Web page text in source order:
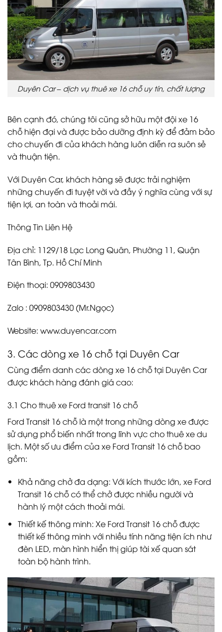
Duyên Car – dịch vụ thuê xe 16 chỗ uy tín, chất lượng
Bên cạnh đó, chúng tôi cũng sở hữu một đội xe 16
chỗ hiện đại và được bảo dưỡng định kỳ để đảm bảo
cho chuyến đi của khách hàng luôn diễn ra suôn sẻ
và thuận tiện.
Với Duyên Car, khách hàng sẽ được trải nghiệm
những chuyến đi tuyệt vời và đầy ý nghĩa cùng với sự
tiện lợi, an toàn và thoải mái.
Thông Tin Liên Hệ
Địa chỉ: 1129/18 Lạc Long Quân, Phường 11, Quận
Tân Bình, Tp. Hồ Chí Minh
Điện thoại: 0909803430
Zalo : 0909803430 (Mr.Ngọc)
Website: www.duyencar.com
3. Các dòng xe 16 chỗ tại Duyên Car
Cùng điểm danh các dòng xe 16 chỗ tại Duyên Car
được khách hàng đánh giá cao:
3.1 Cho thuê xe Ford transit 16 chỗ
Ford Transit 16 chỗ là một trong những dòng xe được
sử dụng phổ biến nhất trong lĩnh vực cho thuê xe du
lịch. Một số ưu điểm của xe Ford Transit 16 chỗ bao
gồm:
Khả năng chở đa dạng: Với kích thước lớn, xe Ford
Transit 16 chỗ có thể chở được nhiều người và
hành lý một cách thoải mái.
Thiết kế thông minh: Xe Ford Transit 16 chỗ được
thiết kế thông minh với nhiều tính năng tiện ích như
đèn LED, màn hình hiển thị giúp tài xế quan sát
toàn bộ hành trình.